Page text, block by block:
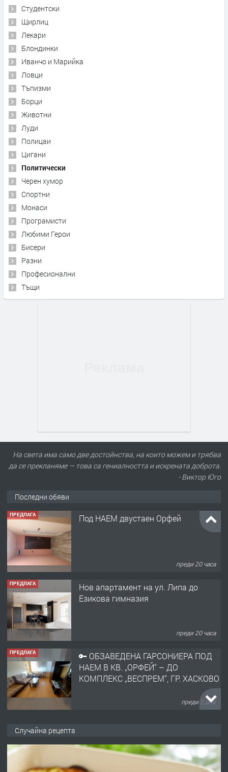
Студентски
Щирлиц
Лекари
Блондинки
Иванчо и Марийка
Ловци
Тъпизми
Борци
Животни
Луди
Полицаи
Цигани
Политически
Черен хумор
Спортни
Монаси
Програмисти
Любими Герои
Бисери
Разни
Професионални
Тъщи
На света има само две достойнства, на които можем и трябва
да се прекланяме — това са гениалността и искрената доброта.
- Виктор Юго
Последни обяви
ПРЕДЛАГА Под НАЕМ двустаен Орфей
преди 20 часа
ПРЕДЛАГА
Нов апартамент на ул. Липа до
Езикова гимназия
преди 20 часа
ПРЕДЛАГА
🔑 ОБЗАВЕДЕНА ГАРСОНИЕРА ПОД
НАЕМ В КВ. „ОРФЕЙ“ – ДО
КОМПЛЕКС „ВЕСПРЕМ“, ГР. ХАСКОВО
преди 2 дни
АПАРТАМЕНТ В ЦЕНТЪРА НА ГР.
Случайна рецепта